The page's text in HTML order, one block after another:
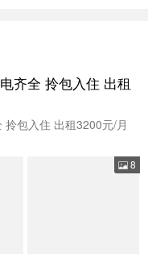
包入住 出租3200元/月
8